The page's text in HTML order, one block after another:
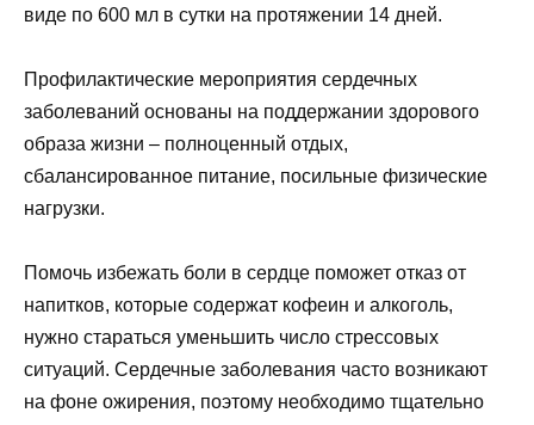
виде по 600 мл в сутки на протяжении 14 дней.
Профилактические мероприятия сердечных
заболеваний основаны на поддержании здорового
образа жизни – полноценный отдых,
сбалансированное питание, посильные физические
нагрузки.
Помочь избежать боли в сердце поможет отказ от
напитков, которые содержат кофеин и алкоголь,
нужно стараться уменьшить число стрессовых
ситуаций. Сердечные заболевания часто возникают
на фоне ожирения, поэтому необходимо тщательно